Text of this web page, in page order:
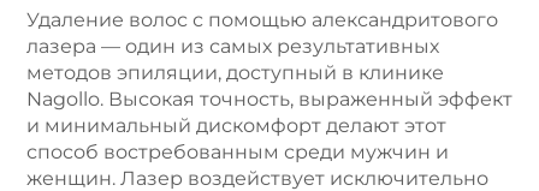
:
Удаление волос с помощью александритового
лазера — один из самых результативных
методов эпиляции, доступный в клинике
Nagollo. Высокая точность, выраженный эффект
и минимальный дискомфорт делают этот
способ востребованным среди мужчин и
женщин. Лазер воздействует исключительно